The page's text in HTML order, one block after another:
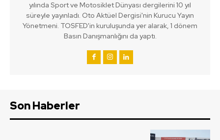
yılında Sport ve Motosiklet Dünyası dergilerini 10 yıl
süreyle yayınladı. Oto Aktüel Dergisi'nin Kurucu Yayın
Yönetmeni. TOSFED'in kuruluşunda yer alarak, 1 dönem
Basın Danışmanlığını da yaptı.
Son Haberler